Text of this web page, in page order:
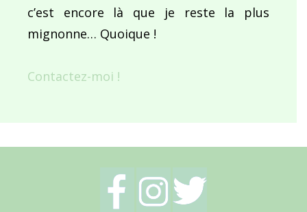
c’est encore là que je reste la plus
mignonne… Quoique !
Contactez-moi !